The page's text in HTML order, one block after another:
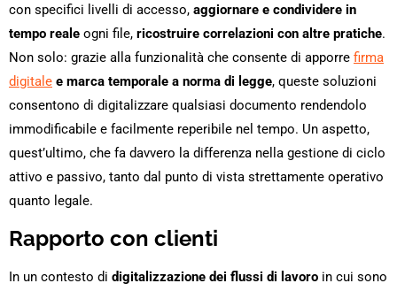
con specifici livelli di accesso, aggiornare e condividere in
tempo reale ogni file, ricostruire correlazioni con altre pratiche.
Non solo: grazie alla funzionalità che consente di apporre firma
digitale e marca temporale a norma di legge, queste soluzioni
consentono di digitalizzare qualsiasi documento rendendolo
immodificabile e facilmente reperibile nel tempo. Un aspetto,
quest’ultimo, che fa davvero la differenza nella gestione di ciclo
attivo e passivo, tanto dal punto di vista strettamente operativo
quanto legale.
Rapporto con clienti
In un contesto di digitalizzazione dei flussi di lavoro in cui sono